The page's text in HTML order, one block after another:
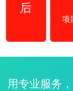
后
项
用专业服务